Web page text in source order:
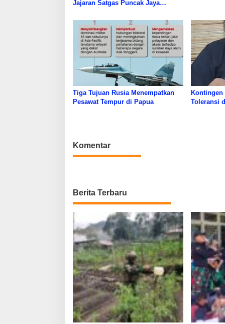
Jajaran Satgas Puncak Jaya
Tiga Tujuan Rusia Menempatkan
Pesawat Tempur di Papua
Kontingen
Toleransi
Komentar
Berita Terbaru